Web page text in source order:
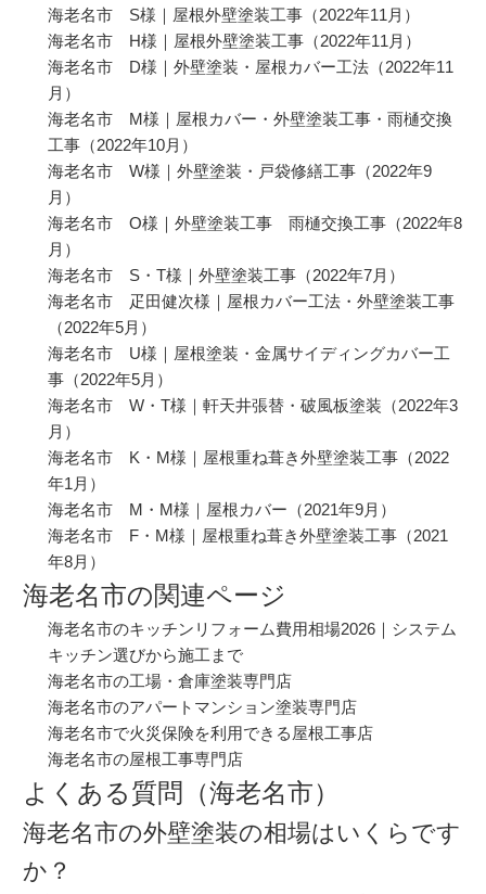
海老名市 S様｜屋根外壁塗装工事 （2022年11月）
海老名市 H様｜屋根外壁塗装工事 （2022年11月）
海老名市 D様｜外壁塗装・屋根カバー工法 （2022年11
月）
海老名市 M様｜屋根カバー・外壁塗装工事・雨樋交換
工事 （2022年10月）
海老名市 W様｜外壁塗装・戸袋修繕工事 （2022年9
月）
海老名市 O様｜外壁塗装工事 雨樋交換工事 （2022年8
月）
海老名市 S・T様｜外壁塗装工事 （2022年7月）
海老名市 疋田健次様｜屋根カバー工法・外壁塗装工事
（2022年5月）
海老名市 U様｜屋根塗装・金属サイディングカバー工
事 （2022年5月）
海老名市 W・T様｜軒天井張替・破風板塗装 （2022年3
月）
海老名市 K・M様｜屋根重ね葺き外壁塗装工事 （2022
年1月）
海老名市 M・M様｜屋根カバー （2021年9月）
海老名市 F・M様｜屋根重ね葺き外壁塗装工事 （2021
年8月）
海老名市の関連ページ
海老名市のキッチンリフォーム費用相場2026｜システム
キッチン選びから施工まで
海老名市の工場・倉庫塗装専門店
海老名市のアパートマンション塗装専門店
海老名市で火災保険を利用できる屋根工事店
海老名市の屋根工事専門店
よくある質問（海老名市）
海老名市の外壁塗装の相場はいくらです
か？